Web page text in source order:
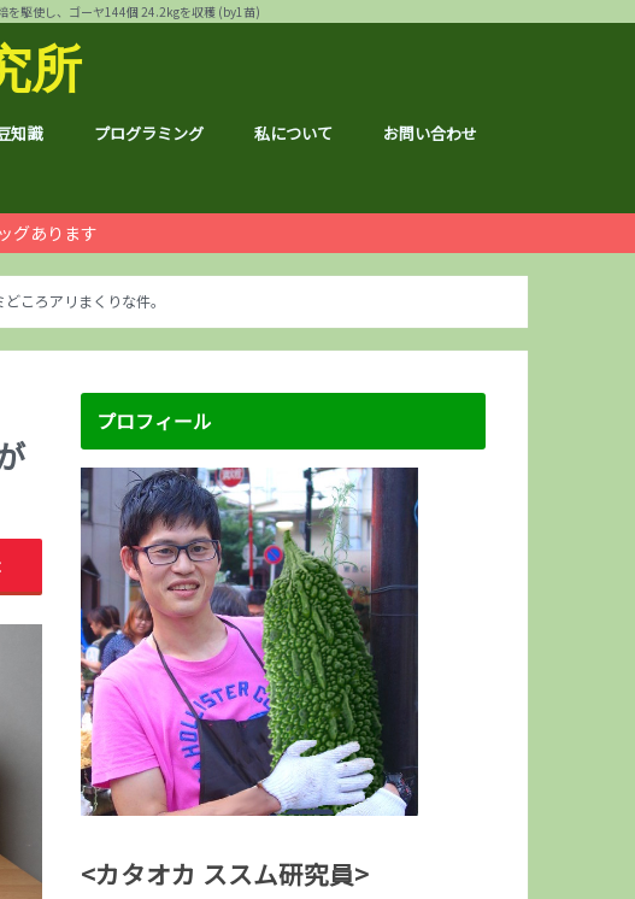
を駆使し、ゴーヤ144個 24.2kgを収穫 (by1苗)
所
知識 プログラミング 私について お問い合わせ
月次運営報告
ノウハウ
ブロフェス
顔ハメ
お宝記事
サカナクション
ハンドメイド
上野の森ハーフマラソン
荒川リバーサイドマラソン
久喜マラソン
体幹トレーニング
地元広島のこと
北区のこと
荒川区のこと
台東区のこと
茨城のこと
京都のこと
グルメ
個別銘柄分析
株主総会レポ
株主優待
雑貨屋ブルドッグ
仮想通貨
本多静六
お得な節約情報
ふるさと納税
グあります
ころアリまくりな件。
プロフィール
<カタオカ ススム研究員>